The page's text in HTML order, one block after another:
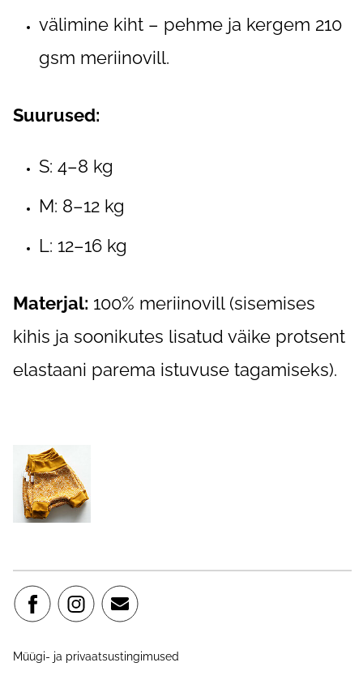
välimine kiht – pehme ja kergem 210
gsm meriinovill.
Suurused:
S: 4–8 kg
M: 8–12 kg
L: 12–16 kg
Materjal: 100% meriinovill (sisemises
kihis ja soonikutes lisatud väike protsent
elastaani parema istuvuse tagamiseks).
Müügi- ja privaatsustingimused